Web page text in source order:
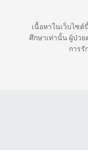
เนื้อหาในเว็บไซ
ศึกษาเท่านั้น ผู้ป่ว
การรั